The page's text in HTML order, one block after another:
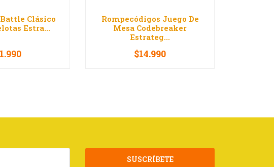
Clásico
Estra...
+
Rompecódigos Juego De
Mesa Codebreaker
Estrateg...
+
$14.990
SUSCRÍBETE